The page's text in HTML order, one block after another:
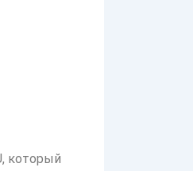
который